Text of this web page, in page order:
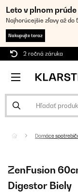
Leto v plnom prúde
Najhorúcejšie zľavy až do
Nakupujte teraz
2 ročná záruka
Domáce
ZenFusion
Digestor Biely